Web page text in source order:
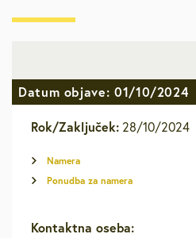
Datum objave: 01/10/2024
Rok/Zaključek: 28/10/2024
Namera
Ponudba za namera
Kontaktna oseba: